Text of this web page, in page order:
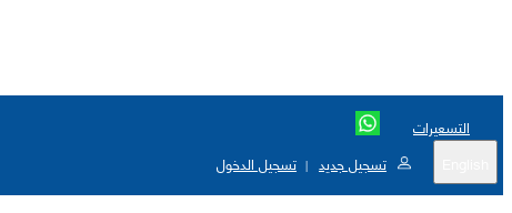
التسعيرات
تسجيل جديد | تسجيل الدخول